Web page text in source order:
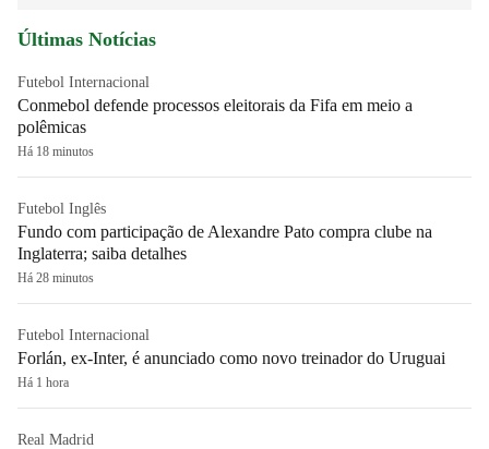
Últimas Notícias
Futebol Internacional
Conmebol defende processos eleitorais da Fifa em meio a
polêmicas
Há 18 minutos
Futebol Inglês
Fundo com participação de Alexandre Pato compra clube na
Inglaterra; saiba detalhes
Há 28 minutos
Futebol Internacional
Forlán, ex-Inter, é anunciado como novo treinador do Uruguai
Há 1 hora
Real Madrid